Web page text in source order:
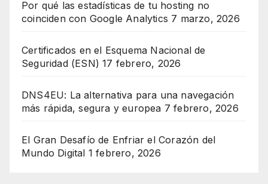
Por qué las estadísticas de tu hosting no
coinciden con Google Analytics 7 marzo, 2026
Certificados en el Esquema Nacional de
Seguridad (ESN) 17 febrero, 2026
DNS4EU: La alternativa para una navegación
más rápida, segura y europea 7 febrero, 2026
El Gran Desafío de Enfriar el Corazón del
Mundo Digital 1 febrero, 2026